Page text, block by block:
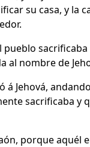
su casa, y la
pueblo
al nombre de
á Jehová,
sacrificaba y
porque aquél